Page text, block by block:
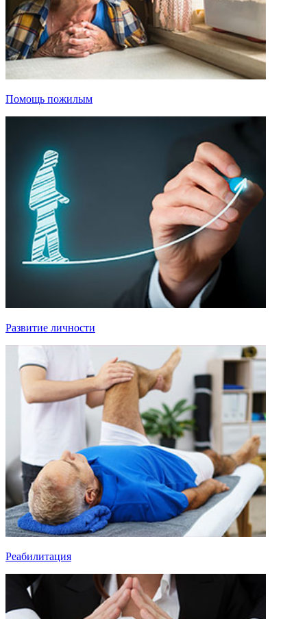
Помощь пожилым
Развитие личности
Реабилитация